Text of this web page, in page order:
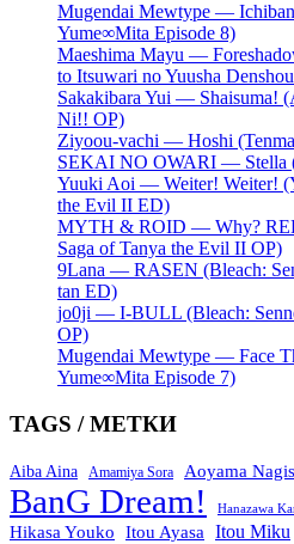
Mugendai Mewtype —
Yume∞Mita Episode 8)
Maeshima Mayu —
to Itsuwari no Yuusha
Sakakibara Yui — Shaisuma!
Ni!! OP)
Ziyoou-vachi — Hoshi
SEKAI NO OWARI — Stella
Yuuki Aoi — Weiter! Weiter!
the Evil II ED)
MYTH & ROID — Why?
Saga of Tanya the Evil II OP)
9Lana — RASEN (Bleach:
tan ED)
jo0ji — I-BULL (Bleach:
OP)
Mugendai Mewtype — Face
Yume∞Mita Episode 7)
TAGS / МЕТКИ
Aiba Aina Amamiya Sora Aoyama
BanG Dream! Hanazawa
Hikasa Youko
Itou Ayasa Itou Miku